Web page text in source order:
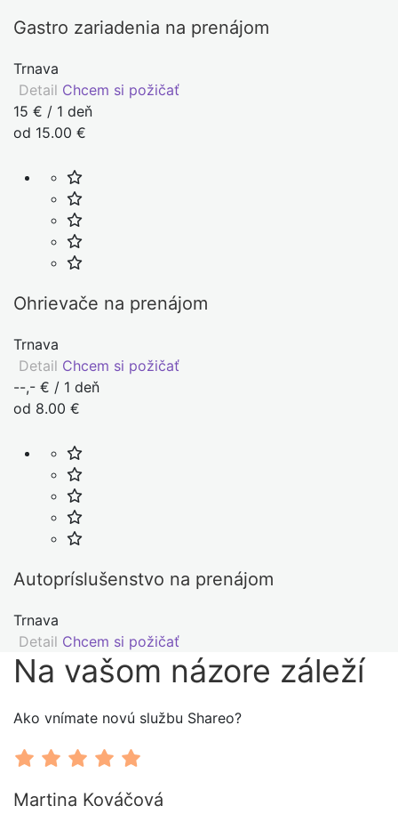
Gastro zariadenia na prenájom
Trnava
Detail Chcem si požičať
15 € / 1 deň
od 15.00 €
Ohrievače na prenájom
Trnava
Detail Chcem si požičať
--,- € / 1 deň
od 8.00 €
Autopríslušenstvo na prenájom
Trnava
Detail Chcem si požičať
Na vašom názore záleží
Ako vnímate novú službu Shareo?
Martina Kováčová